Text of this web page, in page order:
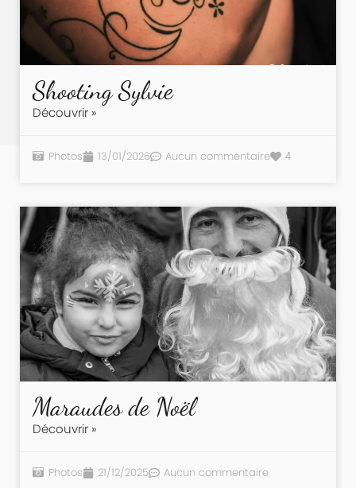
Shooting Sylvie
Découvrir »
Photos 13/01/2026 Aucun commentaire 4
Maraudes de Noël
Découvrir »
Photos 21/12/2025 Aucun commentaire